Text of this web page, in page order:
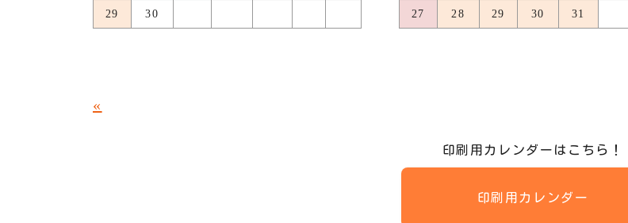
29 30 27 28 29 30 31
«
印刷用カレンダーはこちら！
印刷用カレンダー